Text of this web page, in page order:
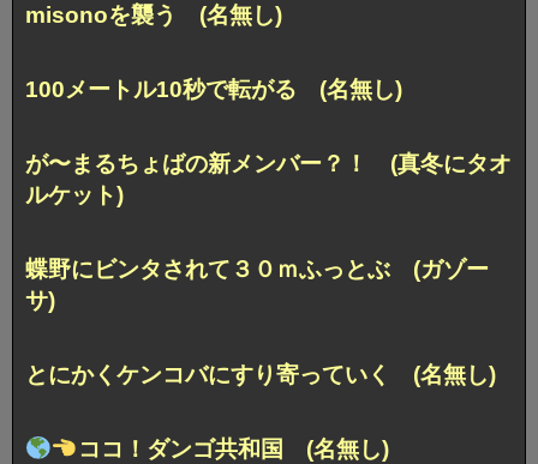
misonoを襲う (名無し)
100メートル10秒で転がる (名無し)
が〜まるちょばの新メンバー？！ (真冬にタオ
ルケット)
蝶野にビンタされて３０ｍふっとぶ (ガゾー
サ)
とにかくケンコバにすり寄っていく (名無し)
ココ！ダンゴ共和国 (名無し)